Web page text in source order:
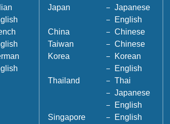
Japan
Japanese
English
China
Chinese
Taiwan
Chinese
Korea
Korean
English
Thailand
Thai
Japanese
English
Singapore
English